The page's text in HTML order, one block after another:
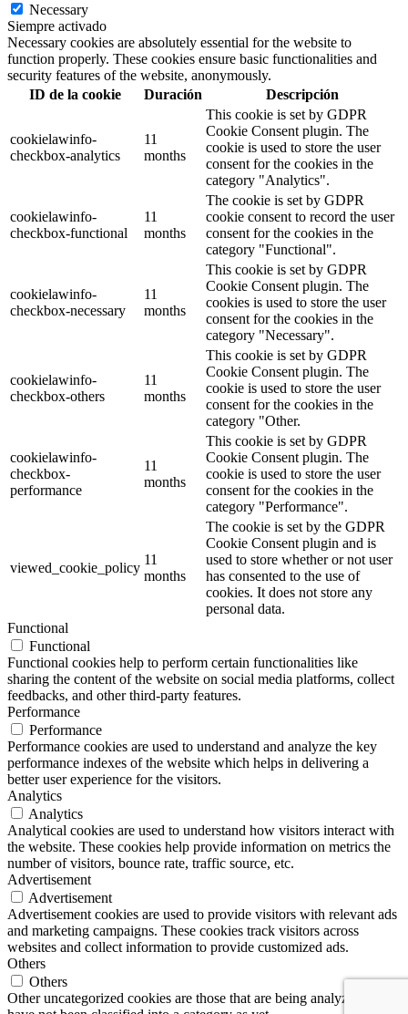
Necessary
Siempre activado
Necessary cookies are absolutely essential for the website to
function properly. These cookies ensure basic functionalities and
security features of the website, anonymously.
ID de la cookie
Duración Descripción
cookielawinfo-
checkbox-analytics
11
months
This cookie is set by GDPR
Cookie Consent plugin. The
cookie is used to store the user
consent for the cookies in the
category "Analytics".
cookielawinfo-
checkbox-functional
11
months
The cookie is set by GDPR
cookie consent to record the user
consent for the cookies in the
category "Functional".
cookielawinfo-
checkbox-necessary
11
months
This cookie is set by GDPR
Cookie Consent plugin. The
cookies is used to store the user
consent for the cookies in the
category "Necessary".
cookielawinfo-
checkbox-others
11
months
This cookie is set by GDPR
Cookie Consent plugin. The
cookie is used to store the user
consent for the cookies in the
category "Other.
cookielawinfo-
checkbox-
performance
11
months
This cookie is set by GDPR
Cookie Consent plugin. The
cookie is used to store the user
consent for the cookies in the
category "Performance".
viewed_cookie_policy
11
months
The cookie is set by the GDPR
Cookie Consent plugin and is
used to store whether or not user
has consented to the use of
cookies. It does not store any
personal data.
Functional
Functional
Functional cookies help to perform certain functionalities like
sharing the content of the website on social media platforms, collect
feedbacks, and other third-party features.
Performance
Performance
Performance cookies are used to understand and analyze the key
performance indexes of the website which helps in delivering a
better user experience for the visitors.
Analytics
Analytics
Analytical cookies are used to understand how visitors interact with
the website. These cookies help provide information on metrics the
number of visitors, bounce rate, traffic source, etc.
Advertisement
Advertisement
Advertisement cookies are used to provide visitors with relevant ads
and marketing campaigns. These cookies track visitors across
websites and collect information to provide customized ads.
Others
Others
Other uncategorized cookies are those that are being analyzed and